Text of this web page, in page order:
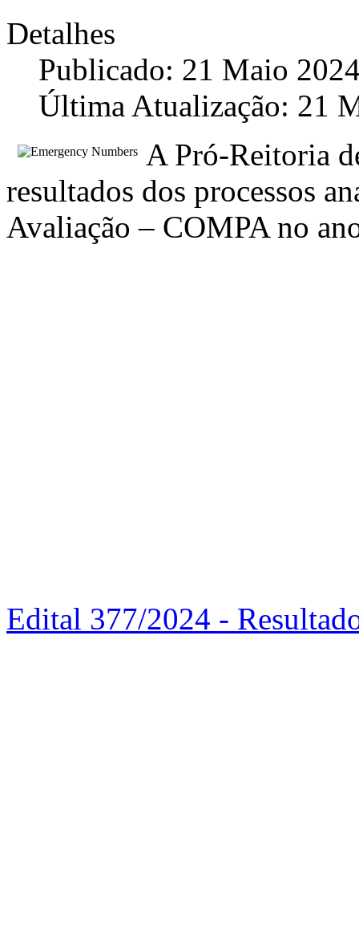
Detalhes
Publicado: 21 Maio
Última Atualização: 21
A Pró-Reitoria
resultados dos processos
Avaliação – COMPA no
Edital 377/2024 -